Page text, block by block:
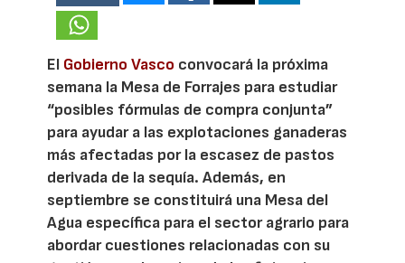
El Gobierno Vasco convocará la próxima
semana la Mesa de Forrajes para estudiar
“posibles fórmulas de compra conjunta”
para ayudar a las explotaciones ganaderas
más afectadas por la escasez de pastos
derivada de la sequía. Además, en
septiembre se constituirá una Mesa del
Agua específica para el sector agrario para
abordar cuestiones relacionadas con su